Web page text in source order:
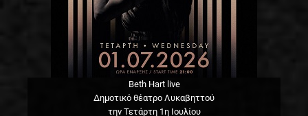
Beth Hart live
Δημοτικό θέατρο Λυκαβηττού
την Τετάρτη 1η Ιουλίου